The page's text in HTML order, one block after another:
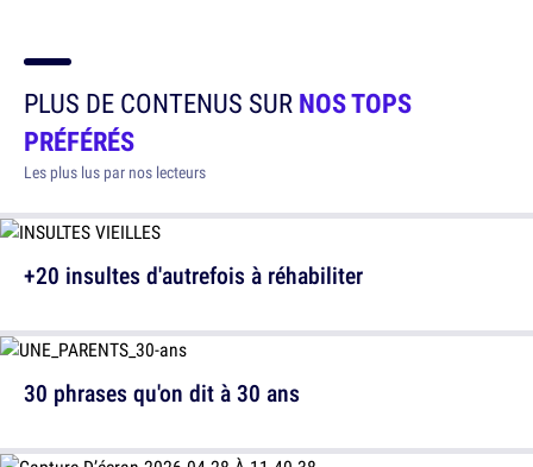
PLUS DE CONTENUS SURNOS TOPS
PRÉFÉRÉS
Les plus lus par nos lecteurs
+20 insultes d'autrefois à réhabiliter
30 phrases qu'on dit à 30 ans